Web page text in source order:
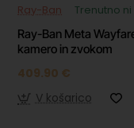
Ray-Ban
Trenutno
Ray-Ban Meta
kamero in zvokom
409.90 €
V košarico